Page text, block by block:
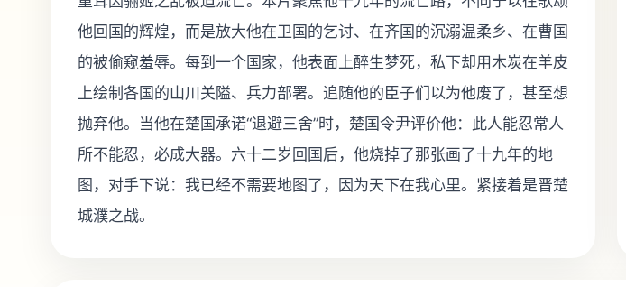
他回国的辉煌，而是放大他在卫国的乞讨、在齐国的沉溺温柔乡、在曹国
的被偷窥羞辱。每到一个国家，他表面上醉生梦死，私下却用木炭在羊皮
上绘制各国的山川关隘、兵力部署。追随他的臣子们以为他废了，甚至想
抛弃他。当他在楚国承诺“退避三舍”时，楚国令尹评价他：此人能忍常人
所不能忍，必成大器。六十二岁回国后，他烧掉了那张画了十九年的地
图，对手下说：我已经不需要地图了，因为天下在我心里。紧接着是晋楚
城濮之战。